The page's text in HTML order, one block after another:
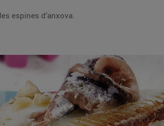
espines d’anxova.